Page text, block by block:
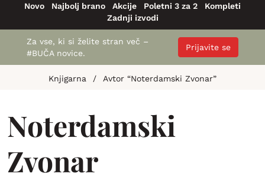
Novo Najbolj brano Akcije Poletni 3 za 2
Kompleti
Zadnji izvodi
Za vse, ki si želite stran več –
#BUČA novice.
Prijavite se
Knjigarna / Avtor “Noterdamski Zvonar”
Noterdamski
Zvonar